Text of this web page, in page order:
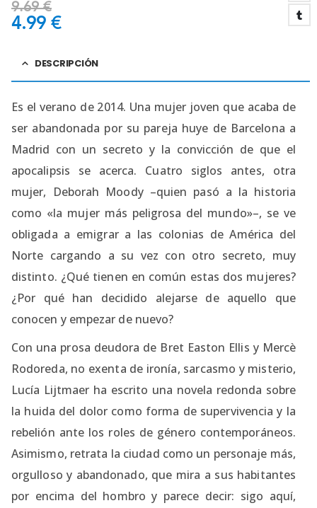
9.69€
4.99 €
DESCRIPCIÓN
Es el verano de 2014. Una mujer joven que acaba de
ser abandonada por su pareja huye de Barcelona a
Madrid con un secreto y la convicción de que el
apocalipsis se acerca. Cuatro siglos antes, otra
mujer, Deborah Moody –quien pasó a la historia
como «la mujer más peligrosa del mundo»–, se ve
obligada a emigrar a las colonias de América del
Norte cargando a su vez con otro secreto, muy
distinto. ¿Qué tienen en común estas dos mujeres?
¿Por qué han decidido alejarse de aquello que
conocen y empezar de nuevo?
Con una prosa deudora de Bret Easton Ellis y Mercè
Rodoreda, no exenta de ironía, sarcasmo y misterio,
Lucía Lijtmaer ha escrito una novela redonda sobre
la huida del dolor como forma de supervivencia y la
rebelión ante los roles de género contemporáneos.
Asimismo, retrata la ciudad como un personaje más,
orgulloso y abandonado, que mira a sus habitantes
por encima del hombro y parece decir: sigo aquí,